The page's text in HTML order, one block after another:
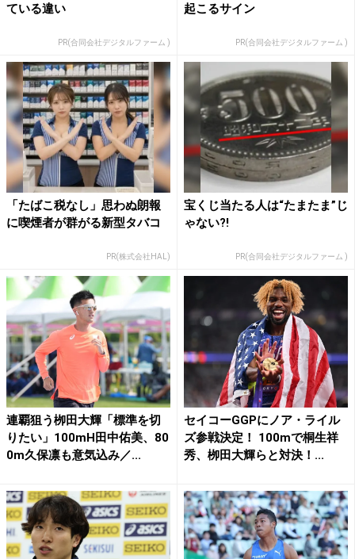
ている違い
PR(合同会社デジタルファーム )
起こるサイン
PR(合同会社デジタルファーム )
「たばこ税なし」思わぬ朗報
に喫煙者が群がる新型タバコ
PR(株式会社HAL)
宝くじ当たる人は“たまたま”じ
ゃない?!
PR(合同会社デジタルファーム )
連覇狙う栁田大輝「標準を切
りたい」100mH田中佑美、80
0m久保凛も意気込み／...
セイコーGGPにノア・ライル
ズ参戦決定！ 100mで桐生祥
秀、栁田大輝らと対決！...